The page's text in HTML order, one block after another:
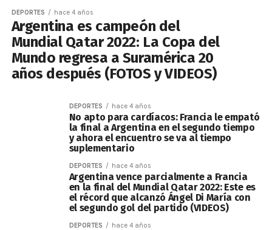
DEPORTES hace 4 años
Argentina es campeón del
Mundial Qatar 2022: La Copa del
Mundo regresa a Suramérica 20
años después (FOTOS y VIDEOS)
DEPORTES hace 4 años
No apto para cardíacos: Francia le empató
la final a Argentina en el segundo tiempo
y ahora el encuentro se va al tiempo
suplementario
DEPORTES hace 4 años
Argentina vence parcialmente a Francia
en la final del Mundial Qatar 2022: Este es
el récord que alcanzó Ángel Di María con
el segundo gol del partido (VIDEOS)
DEPORTES hace 4 años